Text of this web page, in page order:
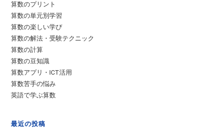
算数のプリント
算数の単元別学習
算数の楽しい学び
算数の解法・受験テクニック
算数の計算
算数の豆知識
算数アプリ・ICT活用
算数苦手の悩み
英語で学ぶ算数
最近の投稿